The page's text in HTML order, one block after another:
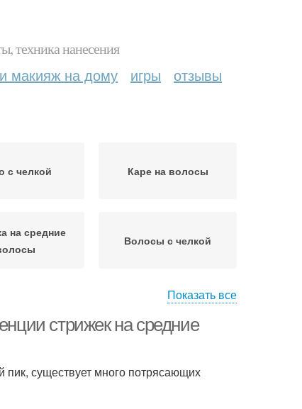
техника нанесения
макияж на дому игры отзывы
с челкой Каре на волосы
на средние
Волосы с челкой
волос
для волос
Показать все
стрижек на средние
существует много потрясающих